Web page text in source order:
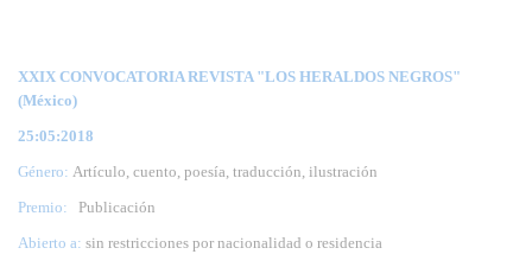
XXIX CONVOCATORIA REVISTA "LOS HERALDOS NEGROS"
(México)
25:05:2018
Género: Artículo, cuento, poesía, traducción, ilustración
Premio:
Publicación
Abierto a: sin restricciones por nacionalidad o residencia